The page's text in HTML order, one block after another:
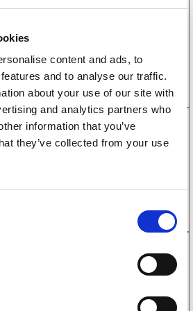
content and ads, to
and to analyse our traffic.
about your use of our site with
and analytics partners who
information that you’ve
they’ve collected from your use
Köp online
BPW 200×50 Till 2 hjul
Köp online
Till 2 hjul